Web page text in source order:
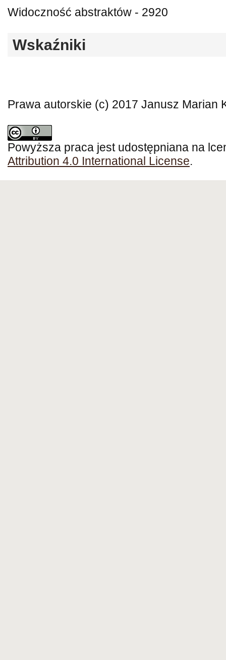
Widoczność abstraktów - 2920
Wskaźniki
Prawa autorskie (c) 2017 Janusz Marian
Powyższa praca jest udostępniana na
Attribution 4.0 International License.